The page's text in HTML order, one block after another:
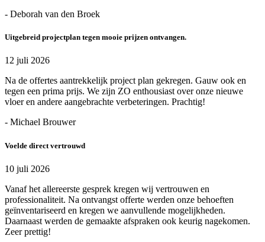
- Deborah van den Broek
Uitgebreid projectplan tegen mooie prijzen ontvangen.
12 juli 2026
Na de offertes aantrekkelijk project plan gekregen. Gauw ook en
tegen een prima prijs. We zijn ZO enthousiast over onze nieuwe
vloer en andere aangebrachte verbeteringen. Prachtig!
- Michael Brouwer
Voelde direct vertrouwd
10 juli 2026
Vanaf het allereerste gesprek kregen wij vertrouwen en
professionaliteit. Na ontvangst offerte werden onze behoeften
geïnventariseerd en kregen we aanvullende mogelijkheden.
Daarnaast werden de gemaakte afspraken ook keurig nagekomen.
Zeer prettig!